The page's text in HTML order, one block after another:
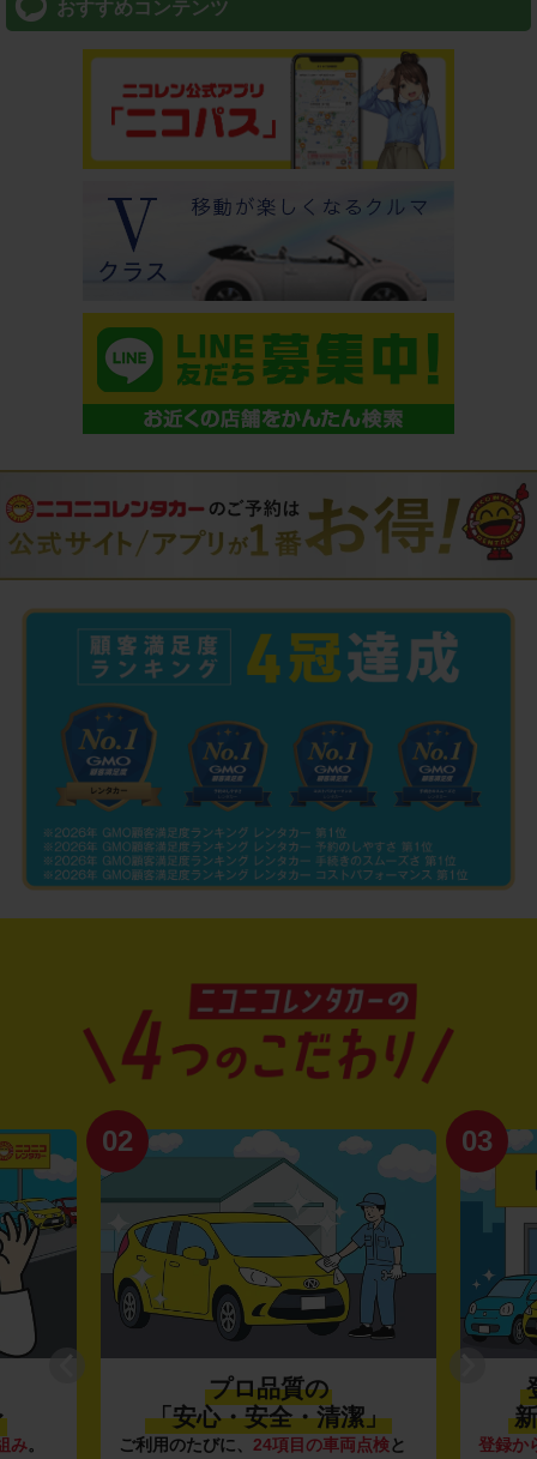
おすすめコンテンツ
み。
02
プロ品質の
「安心・安全・清潔」
ご利用のたびに、 24項目の車両点検と
03
登録か